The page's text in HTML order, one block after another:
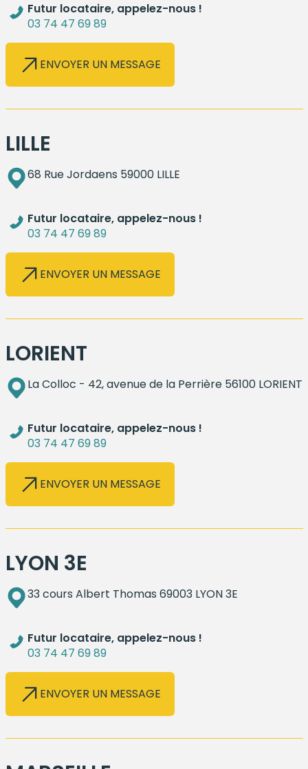
Futur locataire, appelez-nous !
03 74 47 69 89
ENVOYER UN MESSAGE
LILLE
68 Rue Jordaens 59000 LILLE
Futur locataire, appelez-nous !
03 74 47 69 89
ENVOYER UN MESSAGE
LORIENT
La Colloc - 42, avenue de la Perrière 56100 LORIENT
Futur locataire, appelez-nous !
03 74 47 69 89
ENVOYER UN MESSAGE
LYON 3E
33 cours Albert Thomas 69003 LYON 3E
Futur locataire, appelez-nous !
03 74 47 69 89
ENVOYER UN MESSAGE